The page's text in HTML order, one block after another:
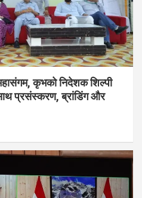
कृभको निदेशक शिल्पी
प्रसंस्करण, ब्रांडिंग और